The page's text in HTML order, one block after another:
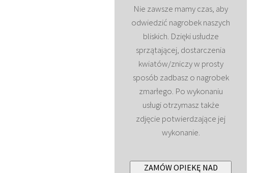
Nie zawsze mamy czas, aby
odwiedzić nagrobek naszych
bliskich. Dzięki usłudze
sprzątającej, dostarczenia
kwiatów/zniczy w prosty
sposób zadbasz o nagrobek
zmarłego. Po wykonaniu
usługi otrzymasz także
zdjęcie potwierdzające jej
wykonanie.
ZAMÓW OPIEKĘ NAD